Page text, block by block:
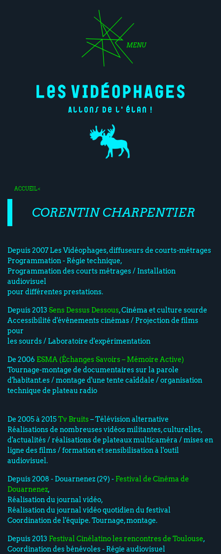
MENU
Allons de l'élan !
ACCUEIL<
CORENTIN CHARPENTIER
Depuis 2007 Les Vidéophages, diffuseurs de courts-métrages
Programmation - Régie technique,
Programmation des courts métrages / Installation
audiovisuel
pour différentes prestations.
Depuis 2013 Sens Dessus Dessous, Cinéma et culture sourde
Accessibilité d'évênements cinémas / Projection de films
pour
les sourds / Laboratoire d'expérimentation
De 2006 ESMA (Échanges Savoirs – Mémoire Active)
Tournage-montage de documentaires sur la parole
d'habitant.es / montage d'une tente caïddale / organisation
technique de plateau radio
De 2005 à 2015Tv Bruits– Télévision alternative
Réalisations de nombreuses vidéos militantes, culturelles,
d'actualités / réalisations de plateaux multicaméra / mises en
ligne des films / formation et sensibilisation à l'outil
audiovisuel.
Depuis 2008 - Douarnenez (29) - Festival de Cinéma de
Douarnenez,
Réalisation du journal vidéo,
Réalisation du journal vidéo quotidien du festival
Coordination de l'équipe. Tournage, montage.
Depuis 2013 Festival Cinélatino les rencontres de Toulouse,
Coordination des bénévoles - Régie audiovisuel